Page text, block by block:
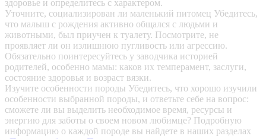
здоровье и определитесь с характером.
Уточните, социализирован ли маленький питомец Убедитесь,
что малыш с рождения активно общался с людьми и
животными, был приучен к туалету. Посмотрите, не
проявляет ли он излишнюю пугливость или агрессию.
Обязательно поинтересуйтесь у заводчика историей
родителей, особенно мамы: каков их темперамент, заслуги,
состояние здоровья и возраст вязки.
Изучите особенности породы Убедитесь, что хорошо изучили
особенности выбранной породы, и ответьте себе на вопрос:
сможете ли вы выделить необходимое время, ресурсы и
энергию для заботы о своем новом любимце? Подробную
информацию о каждой породе вы найдете в наших разделах